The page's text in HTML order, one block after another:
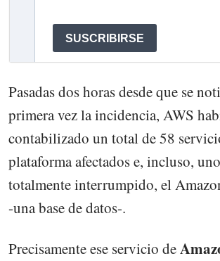
Pasadas dos horas desde que se
primera vez la incidencia, AWS
contabilizado un total de 58
plataforma afectados e, incluso,
totalmente interrumpido, el
-una base de datos-.
Precisamente ese servicio de